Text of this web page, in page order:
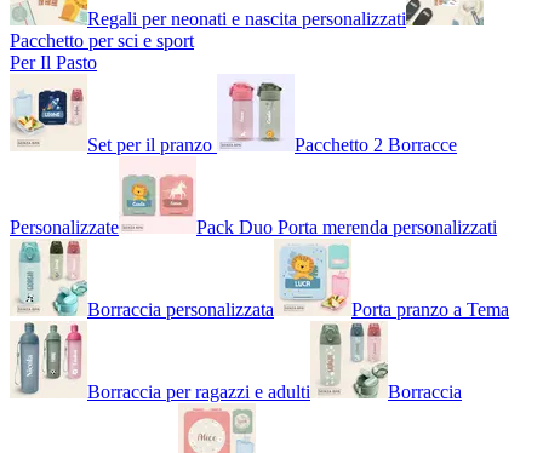
Regali per neonati e nascita personalizzati
Pacchetto per sci e sport
Per Il Pasto
Set per il pranzo Pacchetto 2 Borracce
Personalizzate Pack Duo Porta merenda personalizzati
Borraccia personalizzata Porta pranzo a Tema
Borraccia per ragazzi e adulti Borraccia